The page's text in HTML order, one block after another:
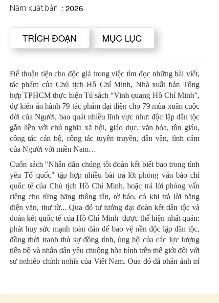
Năm xuất bản : 2026
TRÍCH ĐOẠN MỤC LỤC
Để thuận tiện cho độc giả trong việc tìm đọc những bài viết,
tác phẩm của Chủ tịch Hồ Chí Minh, Nhà xuất bản Tổng
hợp TPHCM thực hiện Tủ sách “Vinh quang Hồ Chí Minh”,
dự kiến ấn hành 79 tác phẩm đại diện cho 79 mùa xuân cuộc
đời của Người, bao quát nhiều lĩnh vực như: độc lập dân tộc
gắn liền với chủ nghĩa xã hội, giáo dục, văn hóa, tôn giáo,
công tác cán bộ, công tác tuyên truyền, dân vận, tình cảm
của Người với miền Nam…
Cuốn sách "Nhân dân chúng tôi đoàn kết biết bao trong tình
yêu Tổ quốc" tập hợp nhiều bài trả lời phỏng vấn báo chí
quốc tế của Chủ tịch Hồ Chí Minh, hoặc trả lời phỏng vấn
riêng cho từng hãng thông tấn, tờ báo, có khi trả lời bằng
điện văn, thư từ... Qua đó tư tưởng đại đoàn kết dân tộc và
đoàn kết quốc tế của Hồ Chí Minh được thể hiện nhất quán:
phát huy sức mạnh toàn dân để bảo vệ nền độc lập dân tộc,
đồng thời tranh thủ sự đồng tình, ủng hộ của các lực lượng
tiến bộ và nhân dân yêu chuộng hòa bình trên thế giới đối với
sự nghiệp chính nghĩa của Việt Nam. Qua đó đã phản ánh trí
tộc Việt Nam.